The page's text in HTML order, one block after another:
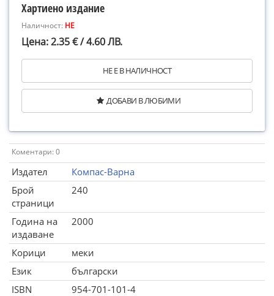
Хартиено издание
Наличност: НЕ
Цена: 2.35 € / 4.60 ЛВ.
НЕ Е В НАЛИЧНОСТ
ДОБАВИ В ЛЮБИМИ
Коментари: 0
Издател
Компас-Варна
Брой
страници
240
Година на
издаване
2000
Корици
меки
Език
български
ISBN
954-701-101-4